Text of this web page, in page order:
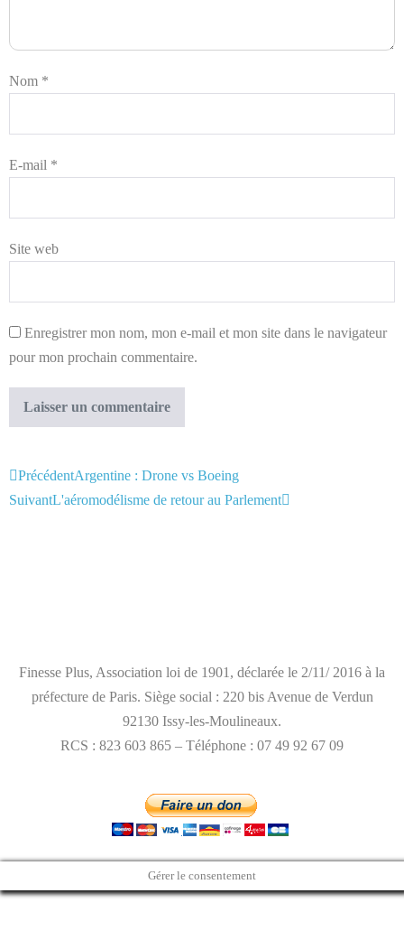
Nom *
E-mail *
Site web
Enregistrer mon nom, mon e-mail et mon site dans le navigateur
pour mon prochain commentaire.
PrécédentArgentine : Drone vs Boeing
SuivantL'aéromodélisme de retour au Parlement
Finesse Plus, Association loi de 1901, déclarée le 2/11/ 2016 à la
préfecture de Paris. Siège social : 220 bis Avenue de Verdun
92130 Issy-les-Moulineaux.
RCS : 823 603 865 – Téléphone : 07 49 92 67 09
Gérer le consentement